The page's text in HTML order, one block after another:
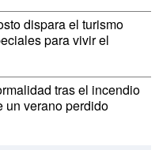
dispara el turismo
para vivir el
tras el incendio
un verano perdido